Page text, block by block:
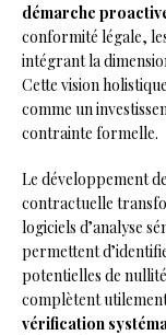
démarche
conformité légale,
intégrant la
Cette vision
comme un
contrainte formelle.
Le développement
contractuelle
logiciels d’analyse
permettent
potentielles de
complètent
vérification